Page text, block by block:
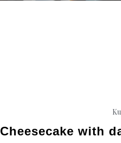
Cheesecake with